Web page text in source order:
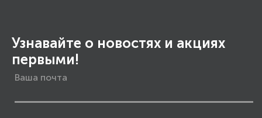
Узнавайте о новостях и акциях
первыми!